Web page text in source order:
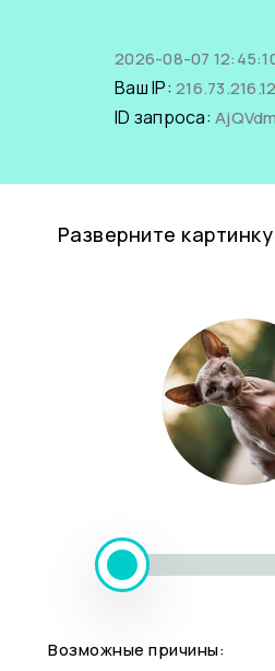
2026-08-07
Ваш IP:
ID запроса:
Разверните
Возможные причины: